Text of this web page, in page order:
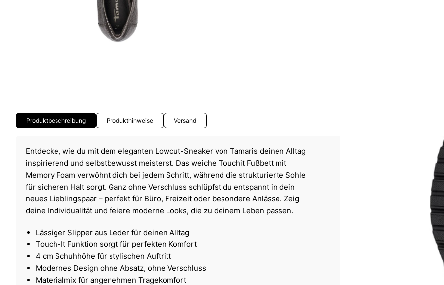
Produktbeschreibung Produkthinweise Versand
Entdecke, wie du mit dem eleganten Lowcut-Sneaker von Tamaris deinen Alltag
inspirierend und selbstbewusst meisterst. Das weiche Touchit Fußbett mit
Memory Foam verwöhnt dich bei jedem Schritt, während die strukturierte Sohle
für sicheren Halt sorgt. Ganz ohne Verschluss schlüpfst du entspannt in dein
neues Lieblingspaar – perfekt für Büro, Freizeit oder besondere Anlässe. Zeig
deine Individualität und feiere moderne Looks, die zu deinem Leben passen.
Lässiger Slipper aus Leder für deinen Alltag
Touch-It Funktion sorgt für perfekten Komfort
4 cm Schuhhöhe für stylischen Auftritt
Modernes Design ohne Absatz, ohne Verschluss
Materialmix für angenehmen Tragekomfort